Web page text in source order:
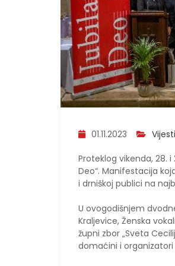
01.11.2023 Vijesti
Proteklog vikenda, 28. i
Deo“. Manifestacija
i drniškoj publici na
U ovogodišnjem
Kraljevice, Ženska
župni zbor „Sveta
domaćini i organizatori